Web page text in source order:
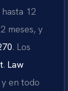
12
meses, y
. Los
. Law
en todo